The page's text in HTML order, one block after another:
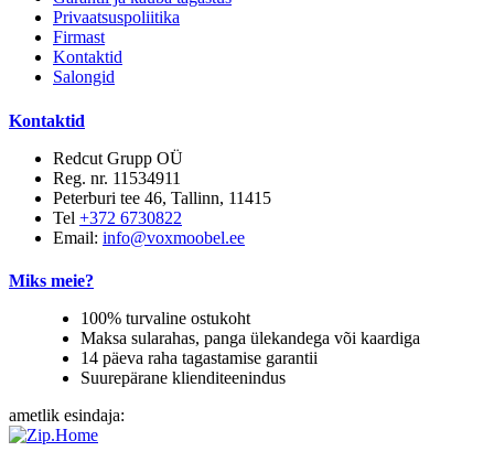
Privaatsuspoliitika
Firmast
Kontaktid
Salongid
Kontaktid
Redcut Grupp OÜ
Reg. nr. 11534911
Peterburi tee 46, Tallinn, 11415
Tel +372 6730822
Email: info@voxmoobel.ee
Miks meie?
100% turvaline ostukoht
Maksa sularahas, panga ülekandega või kaardiga
14 päeva raha tagastamise garantii
Suurepärane klienditeenindus
ametlik esindaja: